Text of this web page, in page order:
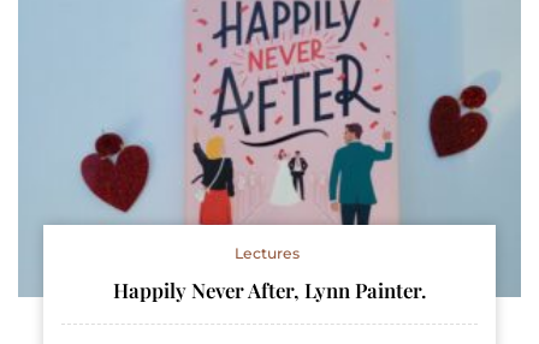
Lectures
Happily Never After, Lynn Painter.